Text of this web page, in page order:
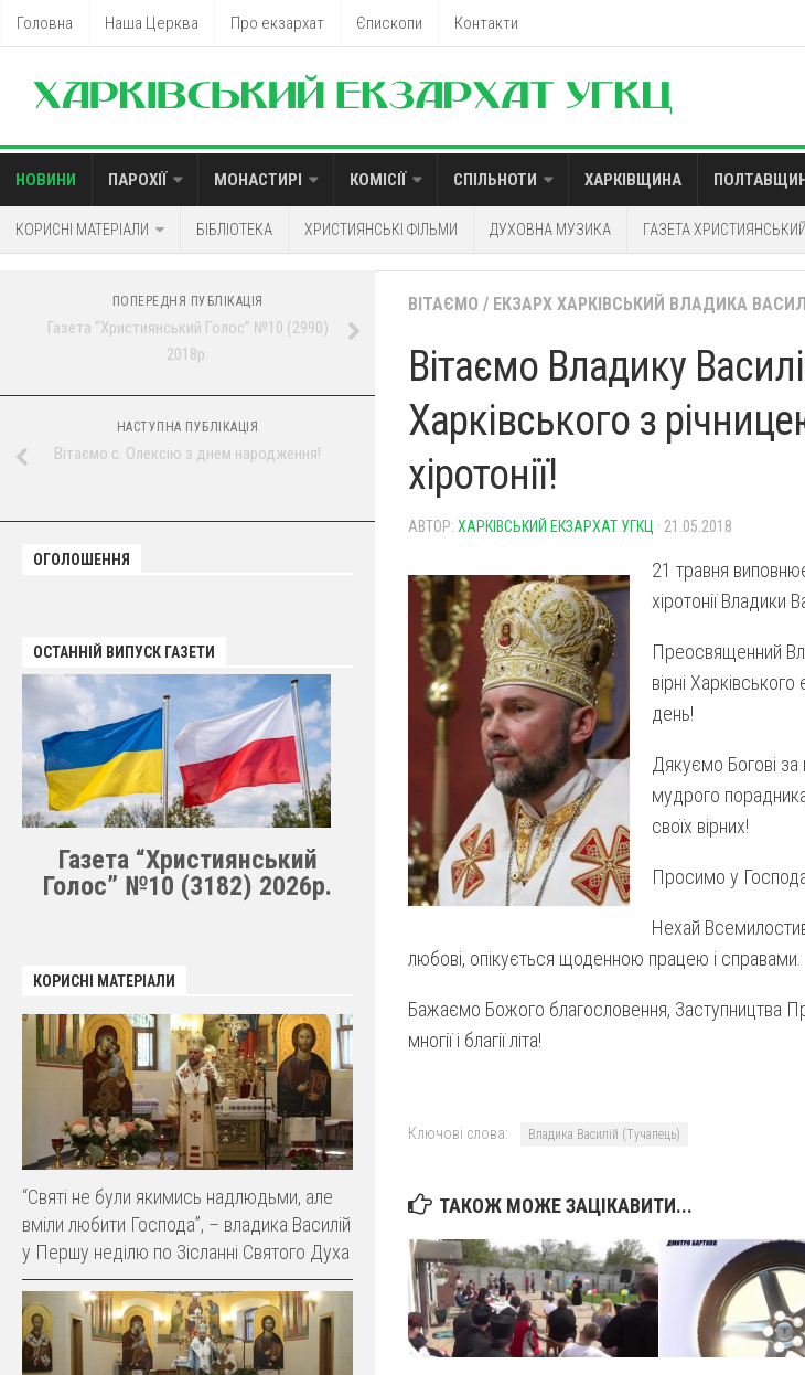
Головна Наша Церква Про екзархат Єпископи Контакти
НОВИНИ ПАРОХІЇ МОНАСТИРІ КОМІСІЇ СПІЛЬНОТИ ХАРКІВЩИНА
КОРИСНІ МАТЕРІАЛИ БІБЛІОТЕКА ХРИСТИЯНСЬКІ ФІЛЬМИ ДУХОВНА МУЗИКА ГАЗЕТА
ВІТАЄМО / ЕКЗАРХ ХАРКІВСЬКИЙ ВЛАДИКА
Вітаємо Владику
Харківського з
хіротонії!
АВТОР: ХАРКІВСЬКИЙ ЕКЗАРХАТ УГКЦ · 21.05.2018
21 травня
хіротонії Владики
Преосвященний
вірні
день!
Дякуємо Богові
мудрого
своїх вірних!
Просимо у Господа
Нехай
любові, опікується щоденною працею і справами.
Бажаємо Божого благословення, Заступництва
многії і благії літа!
Ключові слова: Владика Василій (Тучапець)
ТАКОЖ МОЖЕ ЗАЦІКАВИТИ...
ПОПЕРЕДНЯ ПУБЛІКАЦІЯ
Газета “Християнський Голос” №10 (2990)
2018р.
НАСТУПНА ПУБЛІКАЦІЯ
Вітаємо с. Олексію з днем народження!
ОГОЛОШЕННЯ
ОСТАННІЙ ВИПУСК ГАЗЕТИ
Газета “Християнський
Голос” №10 (3182) 2026р.
КОРИСНІ МАТЕРІАЛИ
“Святі не були якимись надлюдьми, але
вміли любити Господа”, – владика Василій
у Першу неділю по Зісланні Святого Духа